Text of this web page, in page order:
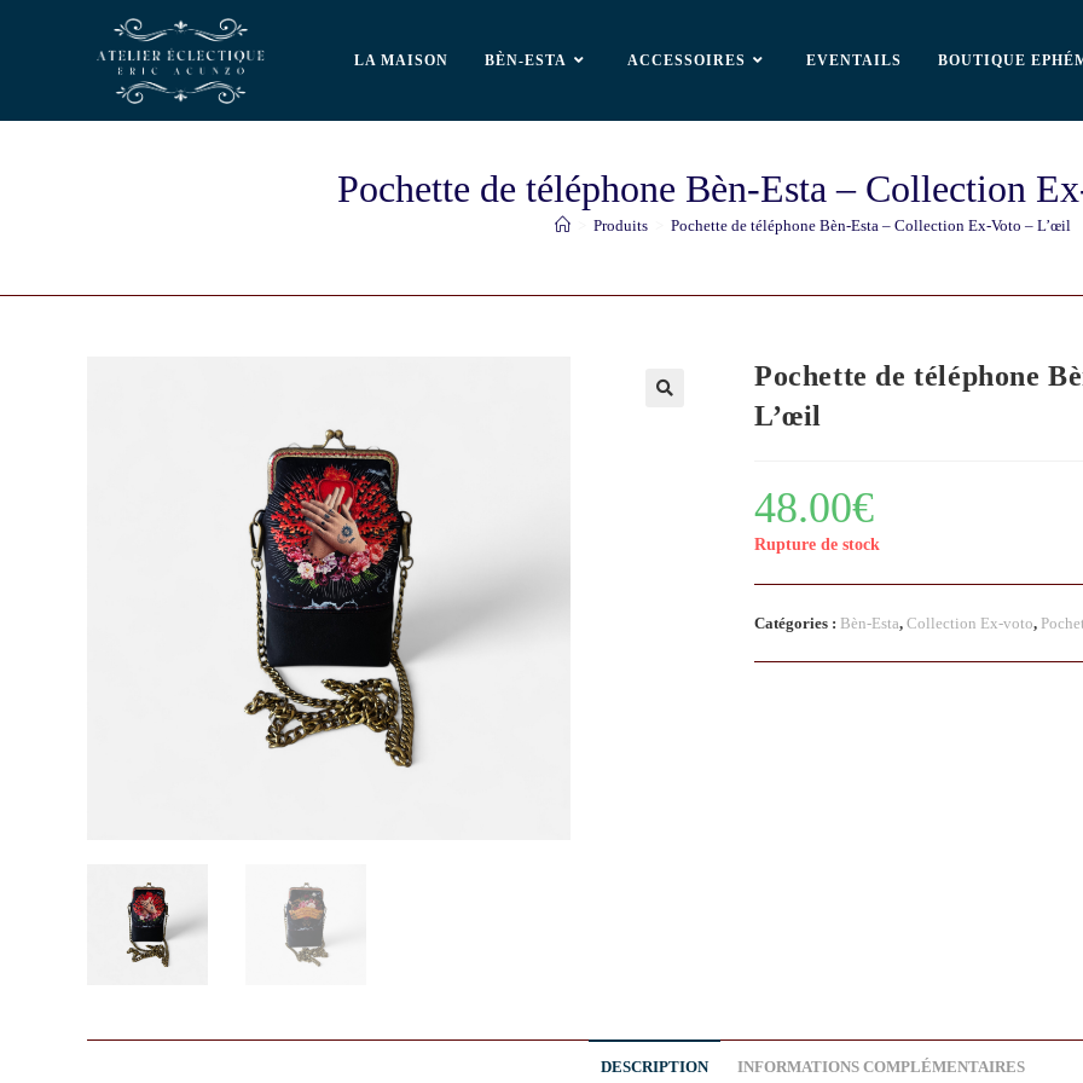
LA MAISON BÈN-ESTA ACCESSOIRES EVENTAILS BOUTIQUE
Pochette de téléphone Bèn-Esta – Collection
Produits Pochette de téléphone Bèn-Esta – Collection Ex-Voto – L’œil
Pochette de téléphone
L’œil
48.00€
Rupture de stock
Catégories : Bèn-Esta, Collection Ex-voto,
DESCRIPTION INFORMATIONS COMPLÉMENTAIRES